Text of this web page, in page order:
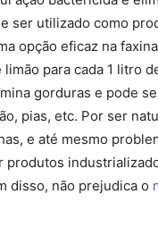
ser utilizado como
opção eficaz na
para cada 1 litro
gorduras e pode
pias, etc. Por ser
e até mesmo
produtos
disso, não prejudica o